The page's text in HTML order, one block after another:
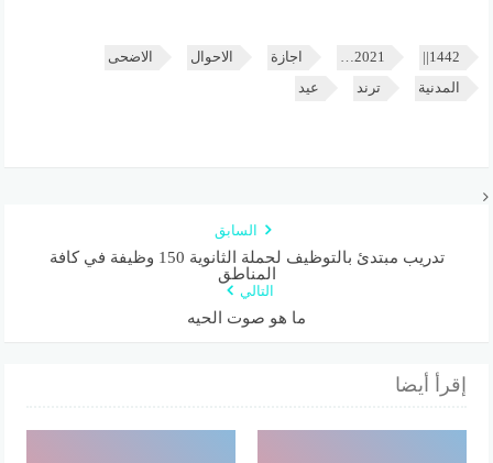
1442||
2021… اجازة الاحوال الاضحى
المدنية ترند عيد
السابق
تدريب مبتدئ بالتوظيف لحملة الثانوية 150 وظيفة في كافة
المناطق
التالي
ما هو صوت الحيه
إقرأ أيضا